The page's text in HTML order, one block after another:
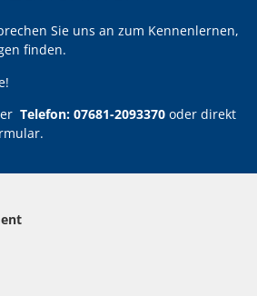
Sie uns an zum Kennenlernen,
finden.
Telefon: 07681-2093370 oder direkt
.